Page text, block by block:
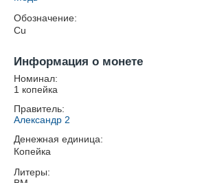
Обозначение:
Cu
Информация о монете
Номинал:
1 копейка
Правитель:
Александр 2
Денежная единица:
Копейка
Литеры: